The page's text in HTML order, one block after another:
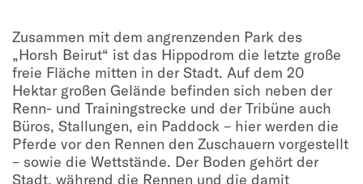
Zusammen mit dem angrenzenden Park des
„Horsh Beirut“ ist das Hippodrom die letzte große
freie Fläche mitten in der Stadt. Auf dem 20
Hektar großen Gelände befinden sich neben der
Renn- und Trainingstrecke und der Tribüne auch
Büros, Stallungen, ein Paddock – hier werden die
Pferde vor den Rennen den Zuschauern vorgestellt
– sowie die Wettstände. Der Boden gehört der
Stadt, während die Rennen und die damit